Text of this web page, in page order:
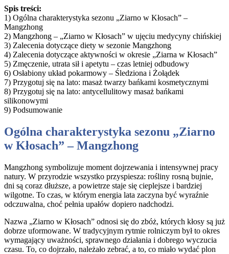
Spis treści:
1) Ogólna charakterystyka sezonu „Ziarno w Kłosach” –
Mangzhong
2) Mangzhong – „Ziarno w Kłosach” w ujęciu medycyny chińskiej
3) Zalecenia dotyczące diety w sezonie Mangzhong
4) Zalecenia dotyczące aktywności w okresie „Ziarna w Kłosach”
5) Zmęczenie, utrata sił i apetytu – czas letniej odbudowy
6) Osłabiony układ pokarmowy – Śledziona i Żołądek
7) Przygotuj się na lato: masaż twarzy bańkami kosmetycznymi
8) Przygotuj się na lato: antycellulitowy masaż bańkami
silikonowymi
9) Podsumowanie
Ogólna charakterystyka sezonu „Ziarno
w Kłosach” – Mangzhong
Mangzhong symbolizuje moment dojrzewania i intensywnej pracy
natury. W przyrodzie wszystko przyspiesza: rośliny rosną bujnie,
dni są coraz dłuższe, a powietrze staje się cieplejsze i bardziej
wilgotne. To czas, w którym energia lata zaczyna być wyraźnie
odczuwalna, choć pełnia upałów dopiero nadchodzi.
Nazwa „Ziarno w Kłosach” odnosi się do zbóż, których kłosy są już
dobrze uformowane. W tradycyjnym rytmie rolniczym był to okres
wymagający uważności, sprawnego działania i dobrego wyczucia
czasu. To, co dojrzało, należało zebrać, a to, co miało wydać plon